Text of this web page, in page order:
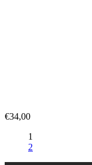
€34,00
1
2